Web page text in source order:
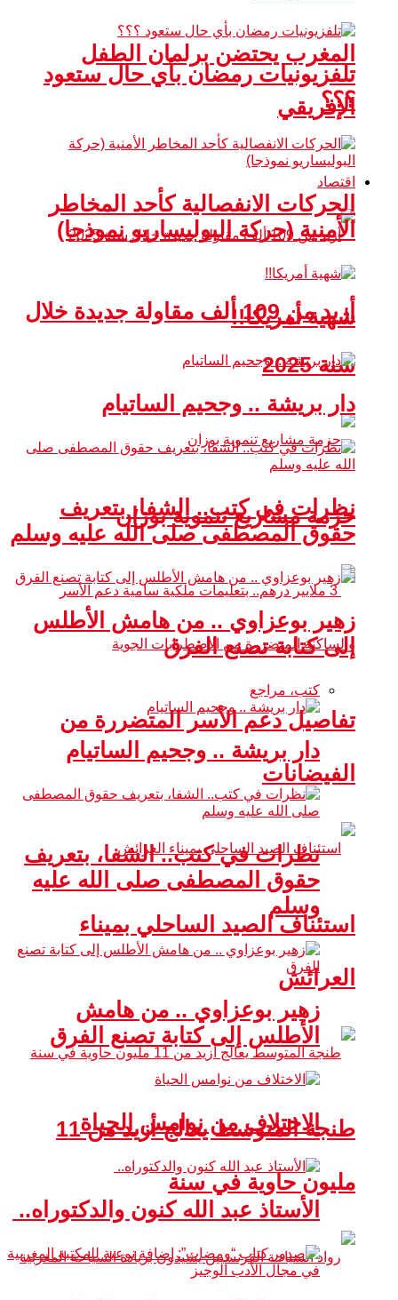
المغرب يحتضن برلمان الطفل
الإفريقي
اقتصاد
أزيد من 109 ألف مقاولة جديدة خلال
سنة 2025
حزمة مشاريع تنموية بوزان
تفاصيل دعم الأسر المتضررة من
الفيضانات
استئناف الصيد الساحلي بميناء
العرائش
طنجة المتوسط يعالج أزيد من 11
مليون حاوية في سنة
تلفزيونيات رمضان بأي حال ستعود
؟؟؟
الحركات الانفصالية كأحد المخاطر
الأمنية (حركة البوليساريو نموذجا)
شهية أمريكا!!
دار بريشة .. وجحيم الساتيام
نظرات في كتب.. الشفا، بتعريف
حقوق المصطفى صلى الله عليه وسلم
زهير بوعزاوي .. من هامش الأطلس
إلى كتابة تصنع الفرق
كتب، مراجع
دار بريشة .. وجحيم الساتيام
نظرات في كتب.. الشفا، بتعريف
حقوق المصطفى صلى الله عليه
وسلم
زهير بوعزاوي .. من هامش
الأطلس إلى كتابة تصنع الفرق
الاختلاف من نوامس الحياة
الأستاذ عبد الله كنون والدكتوراه..